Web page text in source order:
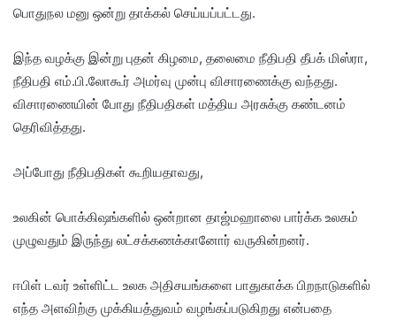
பொதுநல மனு ஒன்று தாக்கல் செய்யப்பட்டது.
இந்த வழக்கு இன்று புதன் கிழமை, தலைமை நீதிபதி தீபக் மிஸ்ரா,
நீதிபதி எம்.பி.லோகூர் அமர்வு முன்பு விசாரணைக்கு வந்தது.
விசாரணையின் போது நீதிபதிகள் மத்திய அரசுக்கு கண்டனம்
தெரிவித்தது.
அப்போது நீதிபதிகள் கூறியதாவது,
உலகின் பொக்கிஷங்களில் ஒன்றான தாஜ்மஹாலை பார்க்க உலகம்
முழுவதும் இருந்து லட்சக்கணக்கானோர் வருகின்றனர்.
ஈபிள் டவர் உள்ளிட்ட உலக அதிசயங்களை பாதுகாக்க பிறநாடுகளில்
எந்த அளவிற்கு முக்கியத்துவம் வழங்கப்படுகிறது என்பதை